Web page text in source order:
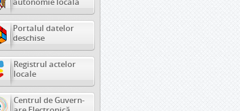
Portalul datelor
deschise
Registrul actelor
locale
Centrul de Guvern-